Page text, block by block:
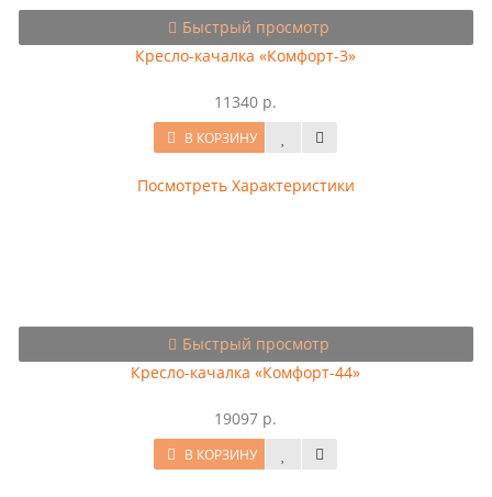
Быстрый просмотр
Кресло-качалка «Комфорт-3»
11340 р.
В КОРЗИНУ
Посмотреть Характеристики
Быстрый просмотр
Кресло-качалка «Комфорт-44»
19097 р.
В КОРЗИНУ